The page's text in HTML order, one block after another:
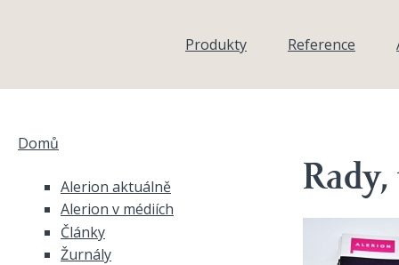
Produkty
Reference
Domů
Alerion aktuálně
Alerion v médiích
Články
Žurnály